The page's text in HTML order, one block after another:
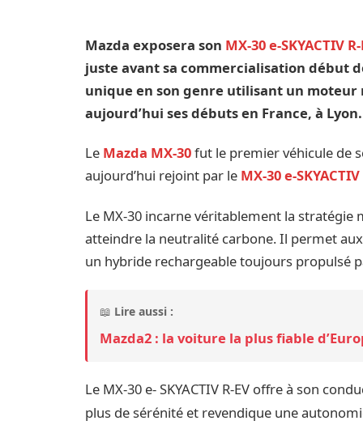
Mazda exposera son MX-30 e-SKYACTIV R-
juste avant sa commercialisation début
unique en son genre utilisant un
aujourd’hui ses débuts en France, à Lyon.
Le Mazda MX-30fut le premier véhicule de
aujourd’hui rejoint par le MX-30 e-SKYACTIV
Le MX-30 incarne véritablement la
atteindre la neutralité carbone. Il permet
un hybride rechargeable toujours propulsé
📖 Lire aussi :
Mazda2 : la voiture la plus fiable
Le MX-30 e- SKYACTIV R-EV offre à son
plus de sérénité et revendique une